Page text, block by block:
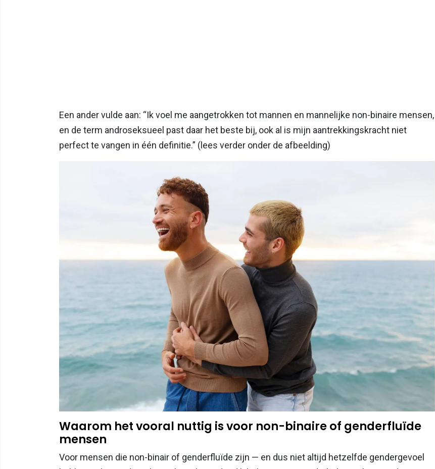
Een ander vulde aan: “Ik voel me aangetrokken tot mannen en mannelijke non-binaire mensen,
en de term androseksueel past daar het beste bij, ook al is mijn aantrekkingskracht niet
perfect te vangen in één definitie.” (lees verder onder de afbeelding)
Waarom het vooral nuttig is voor non-binaire of genderfluïde
mensen
Voor mensen die non-binair of genderfluïde zijn — en dus niet altijd hetzelfde gendergevoel